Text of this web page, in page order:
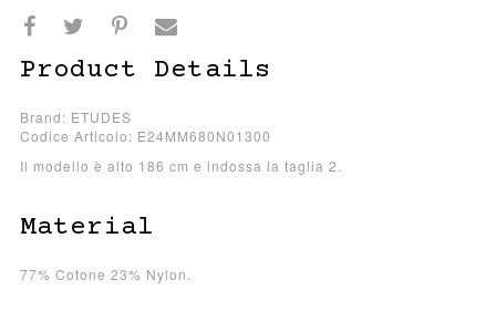
Product Details
Brand: ETUDES
Codice Articolo: E24MM680N01300
Il modello è alto 186 cm e indossa la taglia 2.
Material
77% Cotone 23% Nylon.